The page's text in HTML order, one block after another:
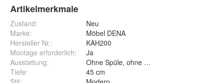
Artikelmerkmale
Zustand:
Neu
Marke:
Möbel DENA
Hersteller Nr.:
KAH200
Montage erforderlich:
Ja
Ausstattung:
Ohne Spüle, ohne Wasserhahn
Tiefe:
45 cm